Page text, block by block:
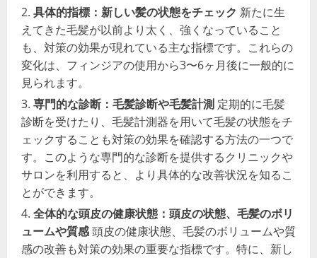
具体的指標：新しい髪の状態をチェック 新たに生
えてきた毛髪が以前より太く、強くなっていること
も、対策の効果が現れている主な指標です。これらの
変化は、フィンジアの使用から3〜6ヶ月後に一般的に
見られます。
専門的な診断：毛髪診断や毛髪計測 定期的に毛髪
診断を受けたり、毛髪計測器を用いて毛髪の状態をチ
ェックすることも対策の効果を確認する方法の一つで
す。このような専門的な診断を提供するクリニックや
サロンを利用すると、より具体的な改善状況を知るこ
とができます。
全体的な頭皮の健康状態：頭皮の状態、毛髪のボリ
ュームや質感頭皮の健康状態、毛髪のボリュームや質
感の改善も対策の効果の重要な指標です。特に、新し